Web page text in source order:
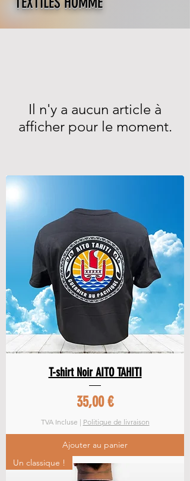
Il n'y a aucun article à
afficher pour le moment.
T-shirt Noir AITO TAHITI
Prix
35,00 €
TVA Incluse | Politique de livraison
Ajouter au panier
Un classique !